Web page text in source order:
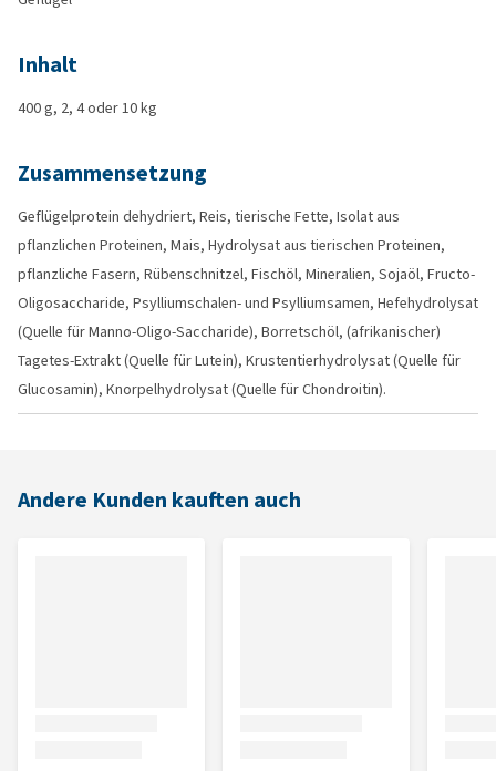
Inhalt
400 g, 2, 4 oder 10 kg
Zusammensetzung
Geflügelprotein dehydriert, Reis, tierische Fette, Isolat aus
pflanzlichen Proteinen, Mais, Hydrolysat aus tierischen Proteinen,
pflanzliche Fasern, Rübenschnitzel, Fischöl, Mineralien, Sojaöl, Fructo-
Oligosaccharide, Psylliumschalen- und Psylliumsamen, Hefehydrolysat
(Quelle für Manno-Oligo-Saccharide), Borretschöl, (afrikanischer)
Tagetes-Extrakt (Quelle für Lutein), Krustentierhydrolysat (Quelle für
Glucosamin), Knorpelhydrolysat (Quelle für Chondroitin).
Andere Kunden kauften auch